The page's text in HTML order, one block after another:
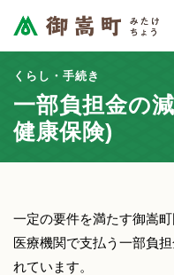
くらし・手続き
一部負担金の
健康保険)
一定の要件を満たす御嵩
医療機関で支払う一部負
れています。